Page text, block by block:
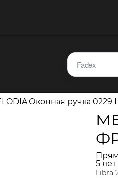
Оконная ручка
5
Libra